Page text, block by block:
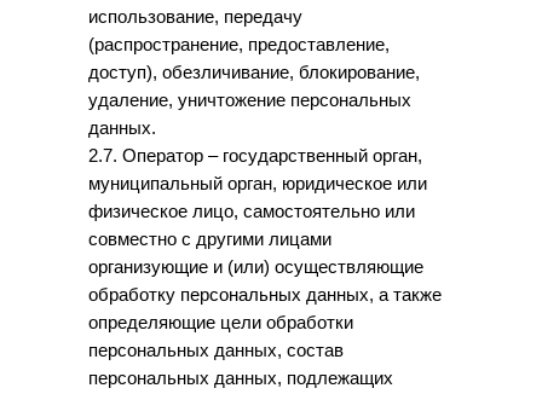
использование, передачу
(распространение, предоставление,
доступ), обезличивание, блокирование,
удаление, уничтожение персональных
данных.
2.7. Оператор – государственный орган,
муниципальный орган, юридическое или
физическое лицо, самостоятельно или
совместно с другими лицами
организующие и (или) осуществляющие
обработку персональных данных, а также
определяющие цели обработки
персональных данных, состав
персональных данных, подлежащих